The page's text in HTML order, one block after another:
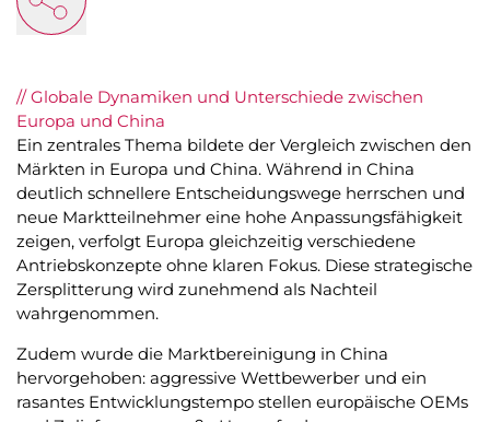
// Globale Dynamiken und Unterschiede zwischen
Europa und China
Ein zentrales Thema bildete der Vergleich zwischen den
Märkten in Europa und China. Während in China
deutlich schnellere Entscheidungswege herrschen und
neue Marktteilnehmer eine hohe Anpassungsfähigkeit
zeigen, verfolgt Europa gleichzeitig verschiedene
Antriebskonzepte ohne klaren Fokus. Diese strategische
Zersplitterung wird zunehmend als Nachteil
wahrgenommen.
Zudem wurde die Marktbereinigung in China
hervorgehoben: aggressive Wettbewerber und ein
rasantes Entwicklungstempo stellen europäische OEMs